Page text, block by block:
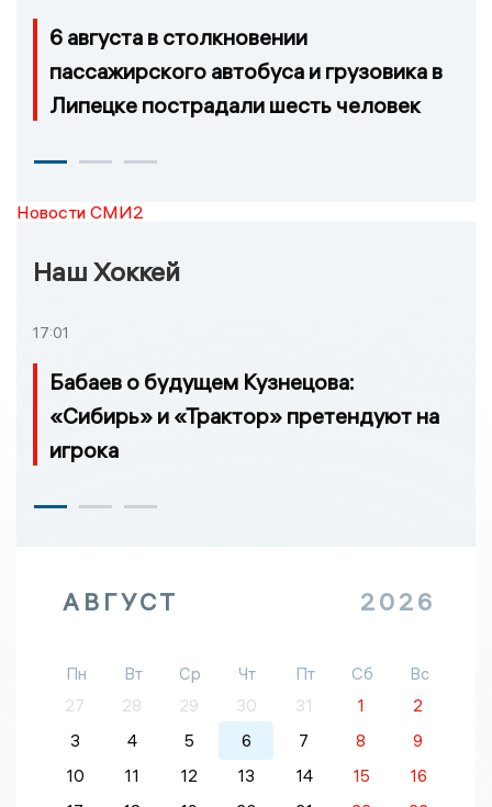
6 августа в столкновении
пассажирского автобуса и грузовика в
Липецке пострадали шесть человек
Новости СМИ2
Наш Хоккей
17:01
Бабаев о будущем Кузнецова:
«Сибирь» и «Трактор» претендуют на
игрока
АВГУСТ 2026
Пн Вт Ср Чт Пт Сб
Вс
27
28 29 30 31 1
2
3
4 5 6 7 8
9
10
11 12 13 14 15
16